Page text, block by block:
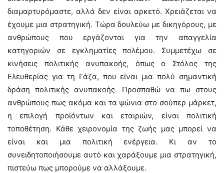
διαμαρτυρόμαστε, αλλά δεν είναι αρκετό. Χρειάζεται να
έχουμε μια στρατηγική. Τώρα δουλεύω με δικηγόρους, με
ανθρώπους που εργάζονται για την απαγγελία
κατηγοριών σε εγκληματίες πολέμου. Συμμετέχω σε
κινήσεις πολιτικής ανυπακοής, όπως ο Στόλος της
Ελευθερίας για τη Γάζα, που είναι μια πολύ σημαντική
δράση πολιτικής ανυπακοής. Προσπαθώ να πω στους
ανθρώπους πως ακόμα και τα ψώνια στο σούπερ μάρκετ,
η επιλογή προϊόντων και εταιριών, είναι πολιτική
τοποθέτηση. Κάθε χειρονομία της ζωής μας μπορεί να
είναι και μια πολιτική ενέργεια. Κι αν το
συνειδητοποιήσουμε αυτό και χαράξουμε μια στρατηγική,
πιστεύω πως μπορούμε να αλλάξουμε.